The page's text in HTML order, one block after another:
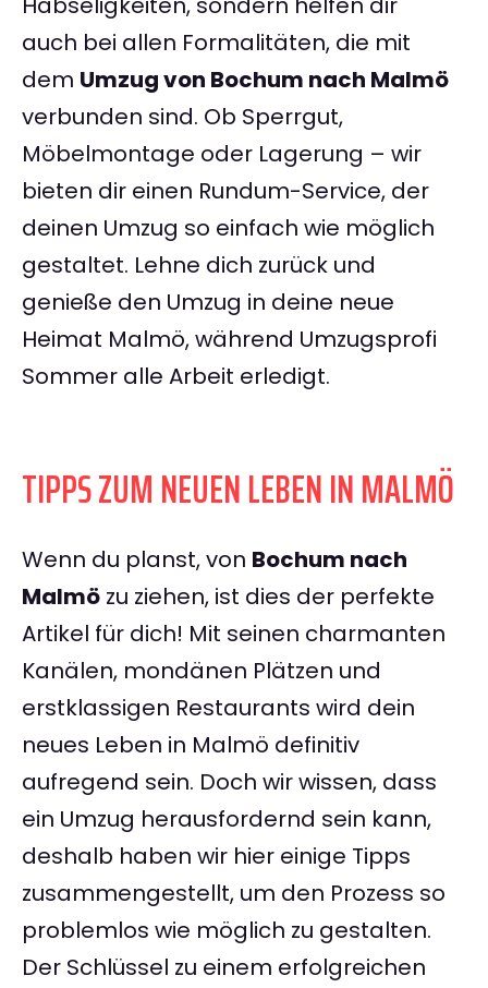
auch bei allen Formalitäten, die mit
dem Umzug von Bochum nach Malmö
verbunden sind. Ob Sperrgut,
Möbelmontage oder Lagerung – wir
bieten dir einen Rundum-Service, der
deinen Umzug so einfach wie möglich
gestaltet. Lehne dich zurück und
genieße den Umzug in deine neue
Heimat Malmö, während Umzugsprofi
Sommer alle Arbeit erledigt.
TIPPS ZUM NEUEN LEBEN IN MALMÖ
Wenn du planst, von Bochum nach
Malmö zu ziehen, ist dies der perfekte
Artikel für dich! Mit seinen charmanten
Kanälen, mondänen Plätzen und
erstklassigen Restaurants wird dein
neues Leben in Malmö definitiv
aufregend sein. Doch wir wissen, dass
ein Umzug herausfordernd sein kann,
deshalb haben wir hier einige Tipps
zusammengestellt, um den Prozess so
problemlos wie möglich zu gestalten.
Der Schlüssel zu einem erfolgreichen